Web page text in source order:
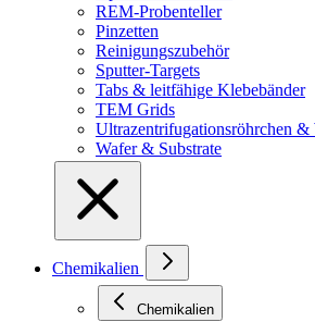
REM-Probenteller
Pinzetten
Reinigungszubehör
Sputter-Targets
Tabs & leitfähige Klebebänder
TEM Grids
Ultrazentrifugationsröhrchen &
Wafer & Substrate
Chemikalien
Chemikalien